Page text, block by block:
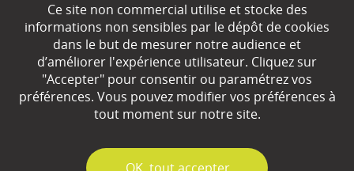
Espace Presse
Plan du site
Contact
Mentions légales
Gestion des cookies
Ce site non commercial utilise et stocke des
informations non sensibles par le dépôt de cookies
dans le but de mesurer notre audience et
d’améliorer l'expérience utilisateur. Cliquez sur
"Accepter" pour consentir ou paramétrez vos
préférences. Vous pouvez modifier vos préférences à
tout moment sur notre site.
✓
OK, tout accepter